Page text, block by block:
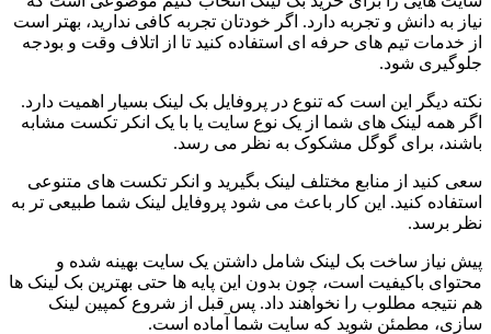
نیاز به دانش و تجربه دارد. اگر خودتان تجربه کافی ندارید، بهتر است
از خدمات تیم های حرفه ای استفاده کنید تا از اتلاف وقت و بودجه
جلوگیری شود.
نکته دیگر این است که تنوع در پروفایل بک لینک بسیار اهمیت دارد.
اگر همه لینک های شما از یک نوع سایت یا با یک انکر تکست مشابه
باشند، برای گوگل مشکوک به نظر می رسد.
سعی کنید از منابع مختلف لینک بگیرید و انکر تکست های متنوعی
استفاده کنید. این کار باعث می شود پروفایل لینک شما طبیعی تر به
نظر برسد.
پیش نیاز ساخت بک لینک شامل داشتن یک سایت بهینه شده و
محتوای باکیفیت است، چون بدون این پایه ها حتی بهترین بک لینک ها
هم نتیجه مطلوب را نخواهند داد. پس قبل از شروع کمپین لینک
سازی، مطمئن شوید که سایت شما آماده است.